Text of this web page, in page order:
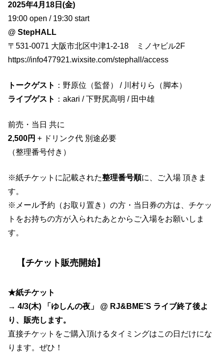
A
L
L
7
周
！
ゆ
ん
プ
レ
ー
テ
イ
ナ
ー
2025年4月18日(金)
19:00 open / 19:30 start
@ StepHALL
〒531-0071 大阪市北区中津1-2-18 ミノヤビル2F
https://info477921.wixsite.com/stephall/access
トークゲスト ：野原位（監督） / 川村りら（脚本）
ライブゲスト ：akari / 下野尻高明 / 田中雄
前売・当日 共に
2,500円 + ドリンク代 別途必要
（整理番号付き）
※紙チケットに記載された整理番号順に、ご入場 頂きま
す。
※メール予約（お取り置き）の方・当日券の方は、チケッ
トをお持ちの方が入られたあとからご入場をお願いしま
す。
【チケット販売開始】
★紙チケット
→ 4/3(木) 「ゆしんの夜」 @ RJ&BME’S ライブ終了後よ
り、販売します。
直接チケットをご購入頂けるタイミングはこの日だけにな
ります。ぜひ！